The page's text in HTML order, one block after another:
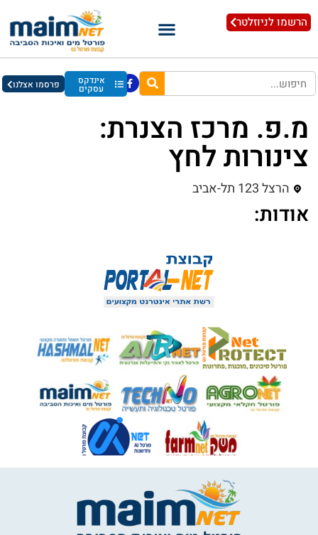
הרשמו לניוזלטר
אינדקס
עסקים פרסמו אצלנו
מ.פ. מרכז הצנרת:
צינורות לחץ
הרצל 123 תל-אביב
אודות: